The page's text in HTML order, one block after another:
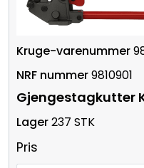
9810901
Gjengestagkutter
237 STK
Pris